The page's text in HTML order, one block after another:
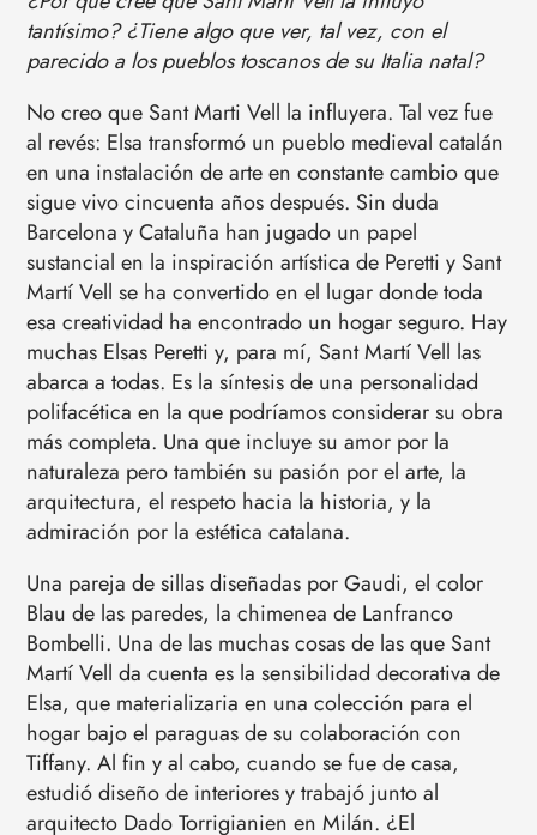
tantísimo? ¿Tiene algo que ver, tal vez, con el
parecido a los pueblos toscanos de su Italia natal?
No creo que Sant Marti Vell la influyera. Tal vez fue
al revés: Elsa transformó un pueblo medieval catalán
en una instalación de arte en constante cambio que
sigue vivo cincuenta años después. Sin duda
Barcelona y Cataluña han jugado un papel
sustancial en la inspiración artística de Peretti y Sant
Martí Vell se ha convertido en el lugar donde toda
esa creatividad ha encontrado un hogar seguro. Hay
muchas Elsas Peretti y, para mí, Sant Martí Vell las
abarca a todas. Es la síntesis de una personalidad
polifacética en la que podríamos considerar su obra
más completa. Una que incluye su amor por la
naturaleza pero también su pasión por el arte, la
arquitectura, el respeto hacia la historia, y la
admiración por la estética catalana.
Una pareja de sillas diseñadas por Gaudi, el color
Blau de las paredes, la chimenea de Lanfranco
Bombelli. Una de las muchas cosas de las que Sant
Martí Vell da cuenta es la sensibilidad decorativa de
Elsa, que materializaria en una colección para el
hogar bajo el paraguas de su colaboración con
Tiffany. Al fin y al cabo, cuando se fue de casa,
estudió diseño de interiores y trabajó junto al
arquitecto Dado Torrigianien en Milán. ¿El